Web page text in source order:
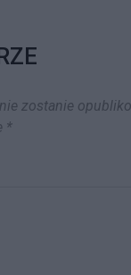
zostanie
*